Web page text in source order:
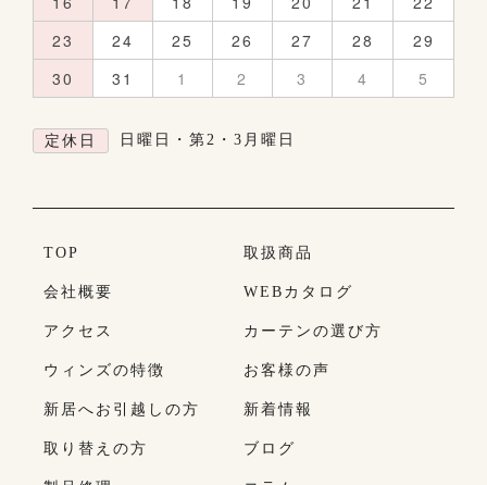
23
24 25 26 27 28
29
30
31 1 2 3 4 5
定休日 日曜日・第2・3月曜日
TOP
会社概要
アクセス
ウィンズの特徴
新居へお引越しの方
取り替えの方
取扱商品
WEBカタログ
カーテンの選び方
お客様の声
新着情報
ブログ